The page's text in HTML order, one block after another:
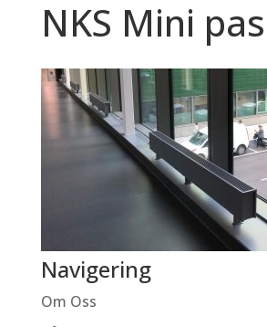
NKS Mini
Navigering
Om Oss